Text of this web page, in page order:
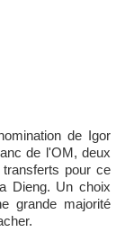
de l'OM, deux
pour ce
Dieng. Un choix
grande majorité